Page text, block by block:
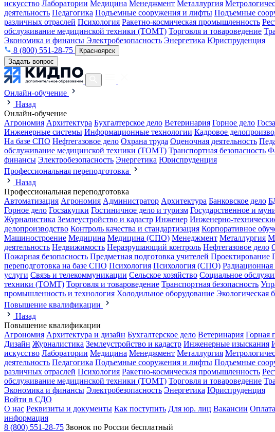
искусство Лаборатории Медицина Менеджмент Металлургия
деятельность Педагогика Подъемные сооружения и лифты Подъемные
различных отраслей Психология Ракетно-космическая промышленность
обслуживание медицинской техники (ТОМТ) Торговля и товароведение
Экономика и финансы Электробезопасность Энергетика Юриспруденция
8 (800) 551-28-75
Красноярск
Задать вопрос
Онлайн-обучение
Назад
Онлайн-обучение
Агрономия Архитектура Бухгалтерское дело Ветеринария Горное дело
Инженерные системы Информационные технологии Кадровое
На базе СПО Нефтегазовое дело Охрана труда Оценочная деятельность
обслуживание медицинской техники (ТОМТ) Транспортная безопасность
финансы Электробезопасность Энергетика Юриспруденция
Профессиональная переподготовка
Назад
Профессиональная переподготовка
Автоматизация Агрономия Администратор Архитектура Банковское дело
Горное дело Госзакупки Гостиничное дело и туризм Государственное и
Журналистика Землеустройство и кадастр Инженер Инженерно-
делопроизводство Контроль качества и стандартизация Корпоративное
Машиностроение Медицина Медицина (СПО) Менеджмент Металлургия
деятельность Недвижимость Неразрушающий контроль Нефтегазовое дело
Пожарная безопасность Предметная подготовка учителей Проектирование
переподготовка на базе СПО Психология Психология (СПО) Радиационная
услуги Связь и телекоммуникации Сельское хозяйство Социальное
техники (ТОМТ) Торговля и товароведение Транспортная безопасность
промышленность и технология Холодильное оборудование Экологическая
Повышение квалификации
Назад
Повышение квалификации
Агрономия Архитектура и дизайн Бухгалтерское дело Ветеринария Горная
Дизайн Журналистика Землеустройство и кадастр Инженерные изыскания
искусство Лаборатории Медицина Менеджмент Металлургия
деятельность Педагогика Подъемные сооружения и лифты Подъемные
различных отраслей Психология Ракетно-космическая промышленность
обслуживание медицинской техники (ТОМТ) Торговля и товароведение
Экономика и финансы Электробезопасность Энергетика Юриспруденция
Войти в СДО
О нас Реквизиты и документы Как поступить Для юр. лиц Вакансии
информация
8 (800) 551-28-75 Звонок по России бесплатный